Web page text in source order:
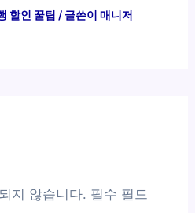
할인 꿀팁 / 글쓴이 매니저
지 않습니다. 필수 필드